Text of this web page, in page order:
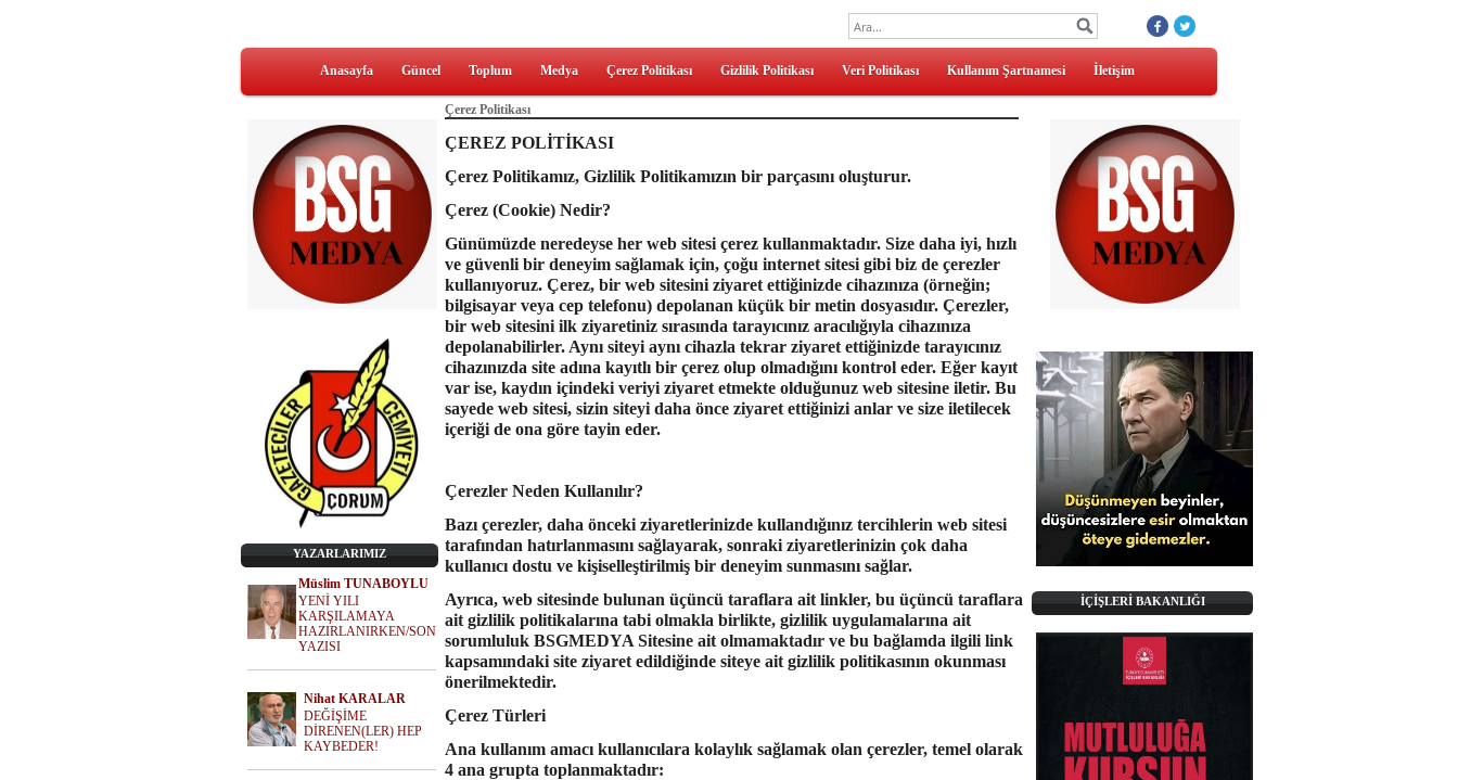
Anasayfa Güncel Toplum Medya Çerez Politikası Gizlilik Politikası Veri Politikası Kullanım Şartnamesi İletişim
YAZARLARIMIZ
Müslim TUNABOYLU
YENİ YILI
KARŞILAMAYA
HAZIRLANIRKEN/SON
YAZISI
Nihat KARALAR
DEĞİŞİME
DİRENEN(LER) HEP
KAYBEDER!
Çerez Politikası
ÇEREZ POLİTİKASI
Çerez Politikamız, Gizlilik Politikamızın bir parçasını oluşturur.
Çerez (Cookie) Nedir?
Günümüzde neredeyse her web sitesi çerez kullanmaktadır. Size daha iyi, hızlı
ve güvenli bir deneyim sağlamak için, çoğu internet sitesi gibi biz de çerezler
kullanıyoruz. Çerez, bir web sitesini ziyaret ettiğinizde cihazınıza (örneğin;
bilgisayar veya cep telefonu) depolanan küçük bir metin dosyasıdır. Çerezler,
bir web sitesini ilk ziyaretiniz sırasında tarayıcınız aracılığıyla cihazınıza
depolanabilirler. Aynı siteyi aynı cihazla tekrar ziyaret ettiğinizde tarayıcınız
cihazınızda site adına kayıtlı bir çerez olup olmadığını kontrol eder. Eğer kayıt
var ise, kaydın içindeki veriyi ziyaret etmekte olduğunuz web sitesine iletir. Bu
sayede web sitesi, sizin siteyi daha önce ziyaret ettiğinizi anlar ve size iletilecek
içeriği de ona göre tayin eder.
Çerezler Neden Kullanılır?
Bazı çerezler, daha önceki ziyaretlerinizde kullandığınız tercihlerin web sitesi
tarafından hatırlanmasını sağlayarak, sonraki ziyaretlerinizin çok daha
kullanıcı dostu ve kişiselleştirilmiş bir deneyim sunmasını sağlar.
Ayrıca, web sitesinde bulunan üçüncü taraflara ait linkler, bu üçüncü taraflara
ait gizlilik politikalarına tabi olmakla birlikte, gizlilik uygulamalarına ait
sorumluluk BSGMEDYA Sitesine ait olmamaktadır ve bu bağlamda ilgili link
kapsamındaki site ziyaret edildiğinde siteye ait gizlilik politikasının okunması
önerilmektedir.
Çerez Türleri
Ana kullanım amacı kullanıcılara kolaylık sağlamak olan çerezler, temel olarak
4 ana grupta toplanmaktadır:
İÇİŞLERİ BAKANLIĞI